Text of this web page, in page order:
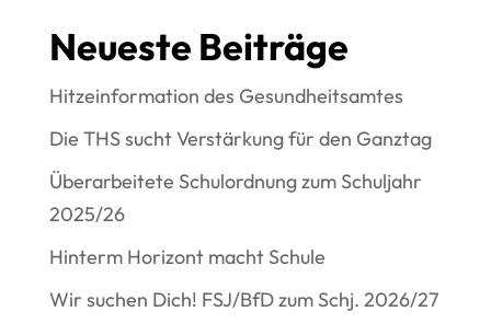
Neueste Beiträge
Hitzeinformation des Gesundheitsamtes
Die THS sucht Verstärkung für den Ganztag
Überarbeitete Schulordnung zum Schuljahr
2025/26
Hinterm Horizont macht Schule
Wir suchen Dich! FSJ/BfD zum Schj. 2026/27